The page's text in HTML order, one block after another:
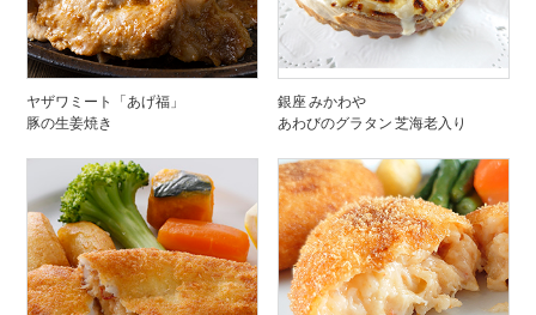
ヤザワミート「あげ福」
豚の生姜焼き
銀座 みかわや
あわびのグラタン 芝海老入り